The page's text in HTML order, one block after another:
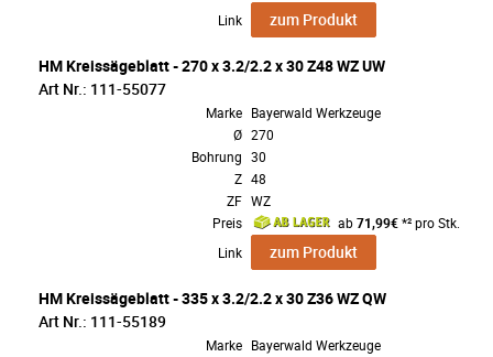
Link zum Produkt
HM Kreissägeblatt - 270 x 3.2/2.2 x 30 Z48 WZ UW
Art Nr.: 111-55077
Marke Bayerwald Werkzeuge
Ø 270
Bohrung 30
Z 48
ZF WZ
Preis
ab71,99€*² pro Stk.
Link
zum Produkt
HM Kreissägeblatt - 335 x 3.2/2.2 x 30 Z36 WZ QW
Art Nr.: 111-55189
Marke Bayerwald Werkzeuge